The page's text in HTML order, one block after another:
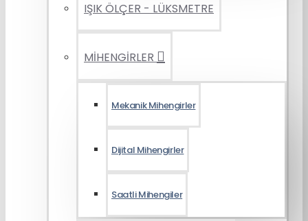
IŞIK ÖLÇER - LÜKSMETRE
MİHENGİRLER
Mekanik Mihengirler
Dijital Mihengirler
Saatli Mihengiler